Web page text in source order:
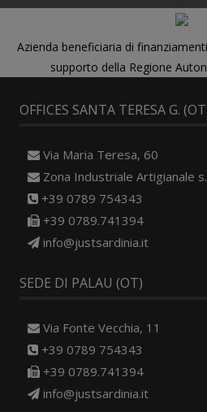
Azienda beneficiaria di
supporto della Regione
OFFICES SANTA TERESA G.
Via Maria Teresa, 60
Zona Industriale Artigianale
+39 0789 754343
+39 0789.741394
info@justsardinia.it
SEDE DI PALAU (OT)
Via Fonte Vecchia, 11
+39 0789 754343
+39 0789.741394
info@justsardinia.it